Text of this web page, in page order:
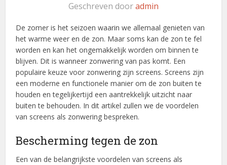
Geschreven dooradmin
De zomer is het seizoen waarin we allemaal genieten van
het warme weer en de zon. Maar soms kan de zon te fel
worden en kan het ongemakkelijk worden om binnen te
blijven. Dit is wanneer zonwering van pas komt. Een
populaire keuze voor zonwering zijn screens. Screens zijn
een moderne en functionele manier om de zon buiten te
houden en tegelijkertijd een aantrekkelijk uitzicht naar
buiten te behouden. In dit artikel zullen we de voordelen
van screens als zonwering bespreken.
Bescherming tegen de zon
Een van de belangrijkste voordelen van screens als